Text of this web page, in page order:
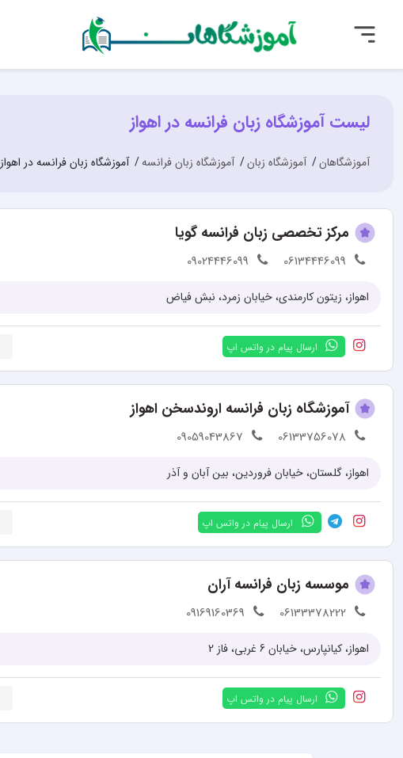
لیست آموزشگاه زبان فرانسه در اهواز
آموزشگاهان آموزشگاه زبان آموزشگاه زبان فرانسه آموزشگاه زبان فرانسه در اهواز
مرکز تخصصی زبان فرانسه گویا
06134446099
09024446099
اهواز، زیتون کارمندی، خیابان زمرد، نبش فیاض
ارسال پیام در واتس اپ
آموزشگاه زبان فرانسه اروندسخن اهواز
06133756078
09059043867
اهواز، گلستان، خیابان فروردین، بین آبان و آذر
ارسال پیام در واتس اپ
موسسه زبان فرانسه آران
06133378222
09169160369
اهواز، کیانپارس، خیابان 6 غربی، فاز 2
ارسال پیام در واتس اپ